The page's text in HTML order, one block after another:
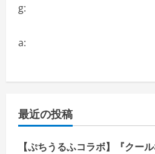
g:
a:
最近の投稿
【ぷちうるふコラボ】『クー